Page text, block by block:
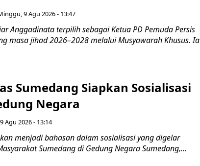
9 Agu 2026 - 13:47
Anggadinata terpilih sebagai Ketua PD Pemuda Persis
masa jihad 2026–2028 melalui Musyawarah Khusus. Ia
Sumedang Siapkan Sosialisasi
Negara
Agu 2026 - 13:14
menjadi bahasan dalam sosialisasi yang digelar
Sumedang di Gedung Negara Sumedang,...